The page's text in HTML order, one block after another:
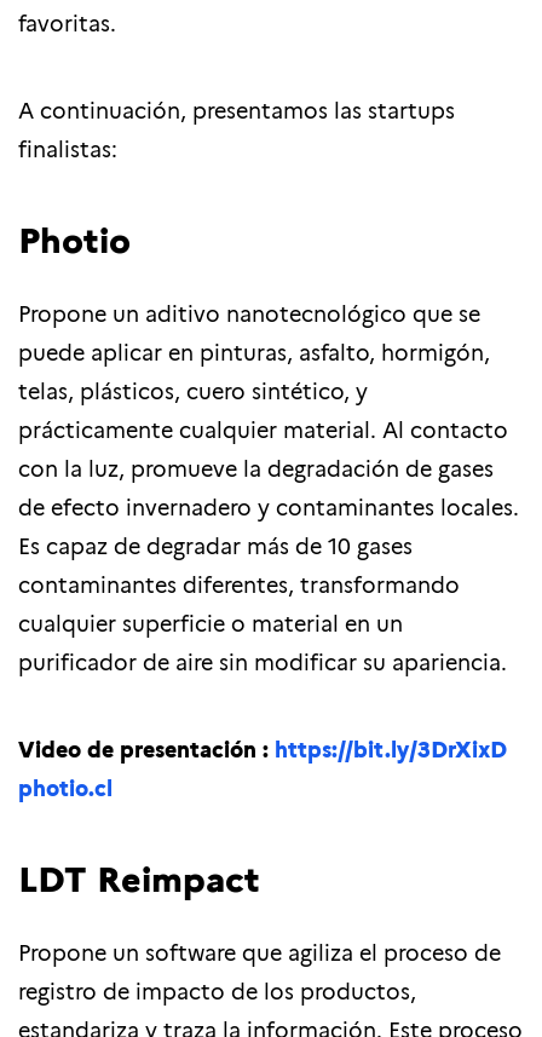
favoritas.
A continuación, presentamos las startups
finalistas:
Photio
Propone un aditivo nanotecnológico que se
puede aplicar en pinturas, asfalto, hormigón,
telas, plásticos, cuero sintético, y
prácticamente cualquier material. Al contacto
con la luz, promueve la degradación de gases
de efecto invernadero y contaminantes locales.
Es capaz de degradar más de 10 gases
contaminantes diferentes, transformando
cualquier superficie o material en un
purificador de aire sin modificar su apariencia.
Video de presentación : https://bit.ly/3DrXixD
photio.cl
LDT Reimpact
Propone un software que agiliza el proceso de
registro de impacto de los productos,
estandariza y traza la información. Este proceso